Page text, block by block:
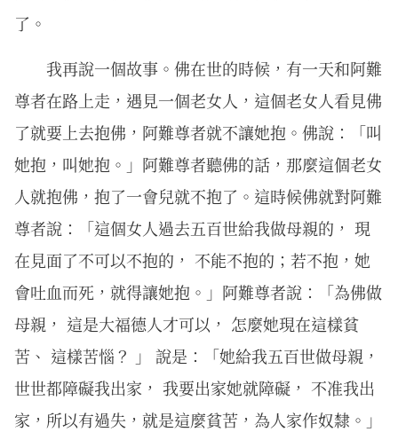
了。
我再說一個故事。佛在世的時候，有一天和阿難
尊者在路上走，遇見一個老女人，這個老女人看見佛
了就要上去抱佛，阿難尊者就不讓她抱。佛說：「叫
她抱，叫她抱。」阿難尊者聽佛的話，那麼這個老女
人就抱佛，抱了一會兒就不抱了。這時候佛就對阿難
尊者說：「這個女人過去五百世給我做母親的， 現
在見面了不可以不抱的， 不能不抱的；若不抱，她
會吐血而死，就得讓她抱。」阿難尊者說：「為佛做
母親， 這是大福德人才可以， 怎麼她現在這樣貧
苦、 這樣苦惱？ 」 說是：「她給我五百世做母親，
世世都障礙我出家， 我要出家她就障礙， 不准我出
家，所以有過失，就是這麼貧苦，為人家作奴隸。」